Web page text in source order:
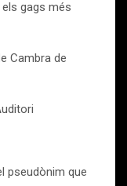
gags més
Cambra de
pseudònim que